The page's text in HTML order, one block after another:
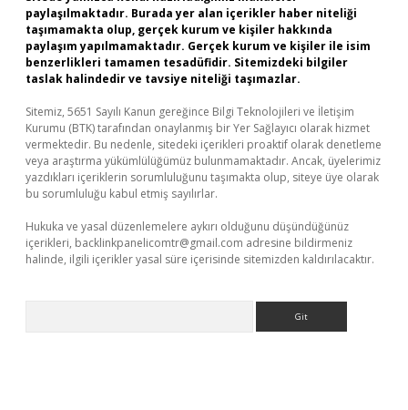
paylaşılmaktadır. Burada yer alan içerikler haber niteliği
taşımamakta olup, gerçek kurum ve kişiler hakkında
paylaşım yapılmamaktadır. Gerçek kurum ve kişiler ile isim
benzerlikleri tamamen tesadüfidir. Sitemizdeki bilgiler
taslak halindedir ve tavsiye niteliği taşımazlar.
Sitemiz, 5651 Sayılı Kanun gereğince Bilgi Teknolojileri ve İletişim
Kurumu (BTK) tarafından onaylanmış bir Yer Sağlayıcı olarak hizmet
vermektedir. Bu nedenle, sitedeki içerikleri proaktif olarak denetleme
veya araştırma yükümlülüğümüz bulunmamaktadır. Ancak, üyelerimiz
yazdıkları içeriklerin sorumluluğunu taşımakta olup, siteye üye olarak
bu sorumluluğu kabul etmiş sayılırlar.
Hukuka ve yasal düzenlemelere aykırı olduğunu düşündüğünüz
içerikleri, backlinkpanelicomtr@gmail.com adresine bildirmeniz
halinde, ilgili içerikler yasal süre içerisinde sitemizden kaldırılacaktır.